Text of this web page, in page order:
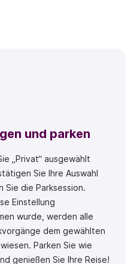
und parken
„Privat“ ausgewählt
Sie Ihre Auswahl
Sie die Parksession.
Einstellung
wurde, werden alle
dem gewählten
Parken Sie wie
genießen Sie Ihre Reise!